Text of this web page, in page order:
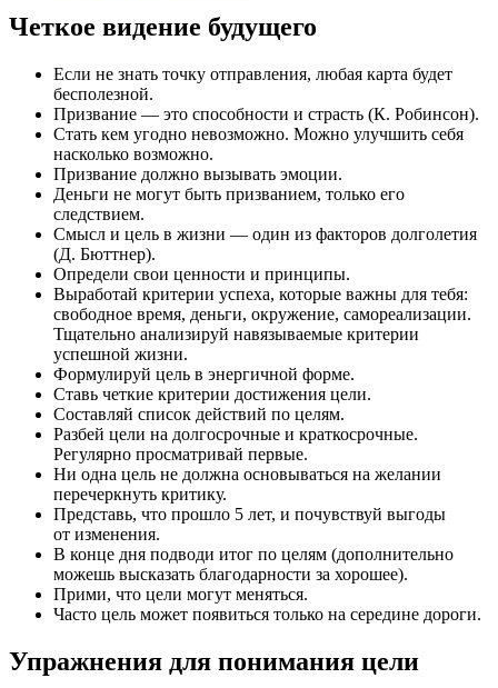
Четкое видение будущего
Если не знать точку отправления, любая карта будет
бесполезной.
Призвание — это способности и страсть (К. Робинсон).
Стать кем угодно невозможно. Можно улучшить себя
насколько возможно.
Призвание должно вызывать эмоции.
Деньги не могут быть призванием, только его
следствием.
Смысл и цель в жизни — один из факторов долголетия
(Д. Бюттнер).
Определи свои ценности и принципы.
Выработай критерии успеха, которые важны для тебя:
свободное время, деньги, окружение, самореализации.
Тщательно анализируй навязываемые критерии
успешной жизни.
Формулируй цель в энергичной форме.
Ставь четкие критерии достижения цели.
Составляй список действий по целям.
Разбей цели на долгосрочные и краткосрочные.
Регулярно просматривай первые.
Ни одна цель не должна основываться на желании
перечеркнуть критику.
Представь, что прошло 5 лет, и почувствуй выгоды
от изменения.
В конце дня подводи итог по целям (дополнительно
можешь высказать благодарности за хорошее).
Прими, что цели могут меняться.
Часто цель может появиться только на середине дороги.
Упражнения для понимания цели